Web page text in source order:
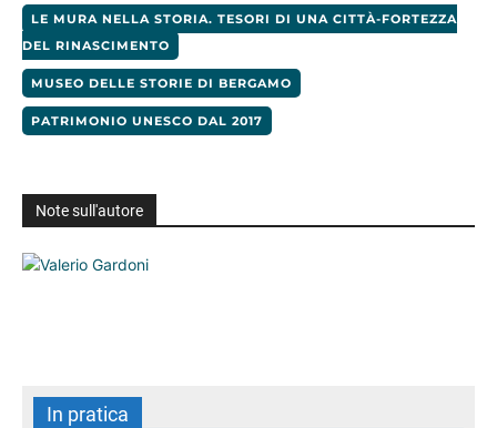
LE MURA NELLA STORIA. TESORI DI UNA CITTÀ-FORTEZZA
DEL RINASCIMENTO
MUSEO DELLE STORIE DI BERGAMO
PATRIMONIO UNESCO DAL 2017
Note sull'autore
In pratica